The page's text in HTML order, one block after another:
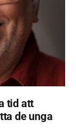
tid att
de unga